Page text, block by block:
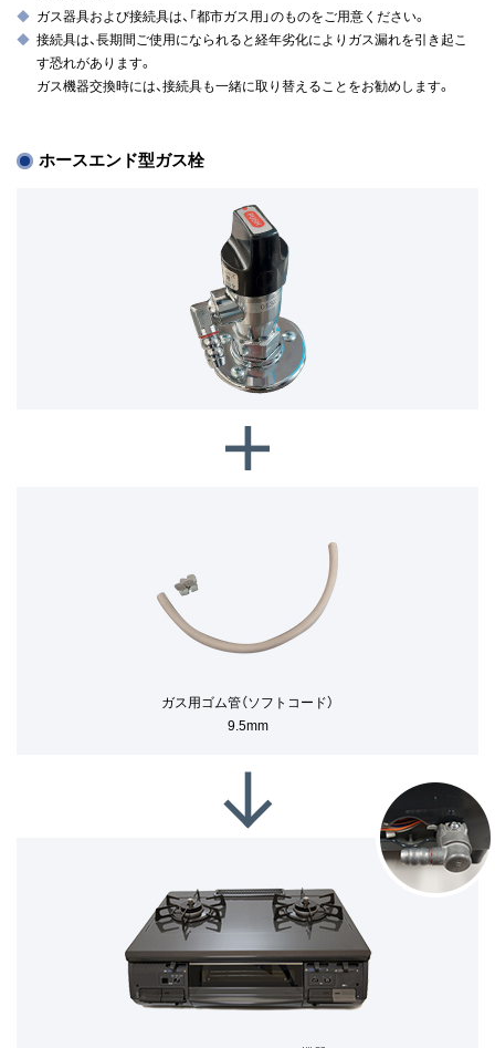
ガス器具および接続具は、「都市ガス用」のものをご用意ください。
接続具は、長期間ご使用になられると経年劣化によりガス漏れを引き起こ
す恐れがあります。
ガス機器交換時には、接続具も一緒に取り替えることをお勧めします。
ホースエンド型ガス栓
ガス用ゴム管（ソフトコード）
9.5mm